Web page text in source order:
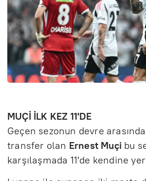
MUÇİ İLK KEZ 11'DE
Geçen sezonun devre
transfer olan Ernest Muçi bu
karşılaşmada 11'de kendine